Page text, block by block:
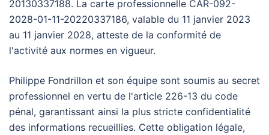
20130337188. La carte professionnelle CAR-092-
2028-01-11-20220337186, valable du 11 janvier 2023
au 11 janvier 2028, atteste de la conformité de
l'activité aux normes en vigueur.
Philippe Fondrillon et son équipe sont soumis au secret
professionnel en vertu de l'article 226-13 du code
pénal, garantissant ainsi la plus stricte confidentialité
des informations recueillies. Cette obligation légale,